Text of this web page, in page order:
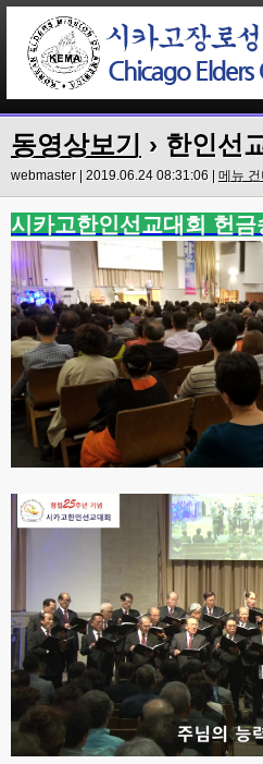
동영상보기 › 한인선
webmaster | 2019.06.24 08:31:06 | 메뉴 건
시카고한인선교대회 헌금